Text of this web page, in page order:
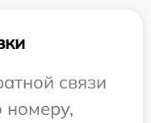
связи
номеру,